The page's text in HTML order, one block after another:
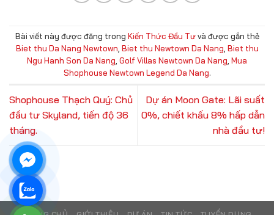
Bài viết này được đăng trong Kiến Thức Đầu Tưvà được gắn thẻ
Biet thu Da Nang Newtown, Biet thu Newtown Da Nang, Biet thu
Ngu Hanh Son Da Nang, Golf Villas Newtown Da Nang, Mua
Shophouse Newtown Legend Da Nang.
Shophouse Thạch Quý: Chủ
đầu tư Skyland, tiến độ 36
tháng.
Dự án Moon Gate: Lãi suất
0%, chiết khấu 8% hấp dẫn
nhà đầu tư!